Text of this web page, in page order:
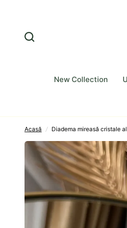
New Collection
Acasă / Diadema mireasă cristale